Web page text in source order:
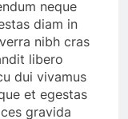
neque
diam in
nibh cras
libero
dui vivamus
et egestas
gravida